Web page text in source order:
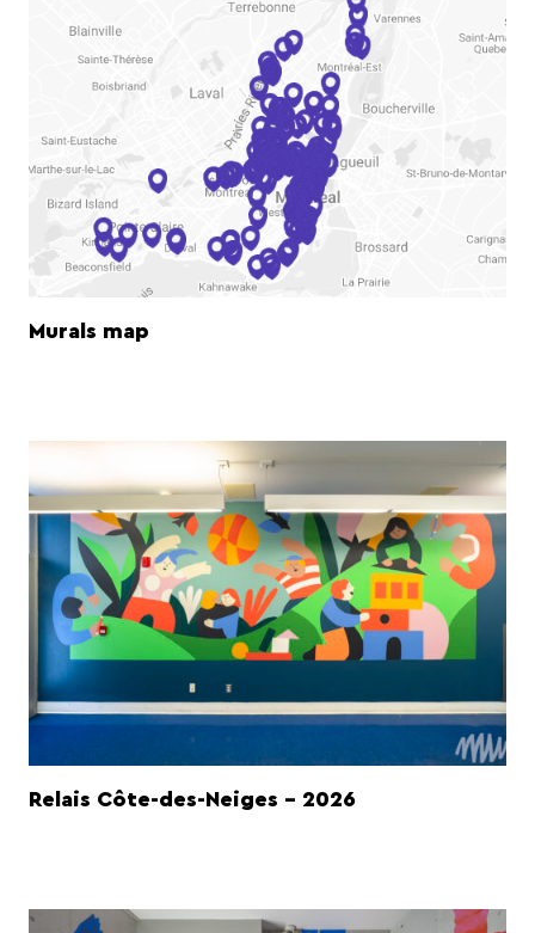
Murals map
Relais Côte-des-Neiges - 2026